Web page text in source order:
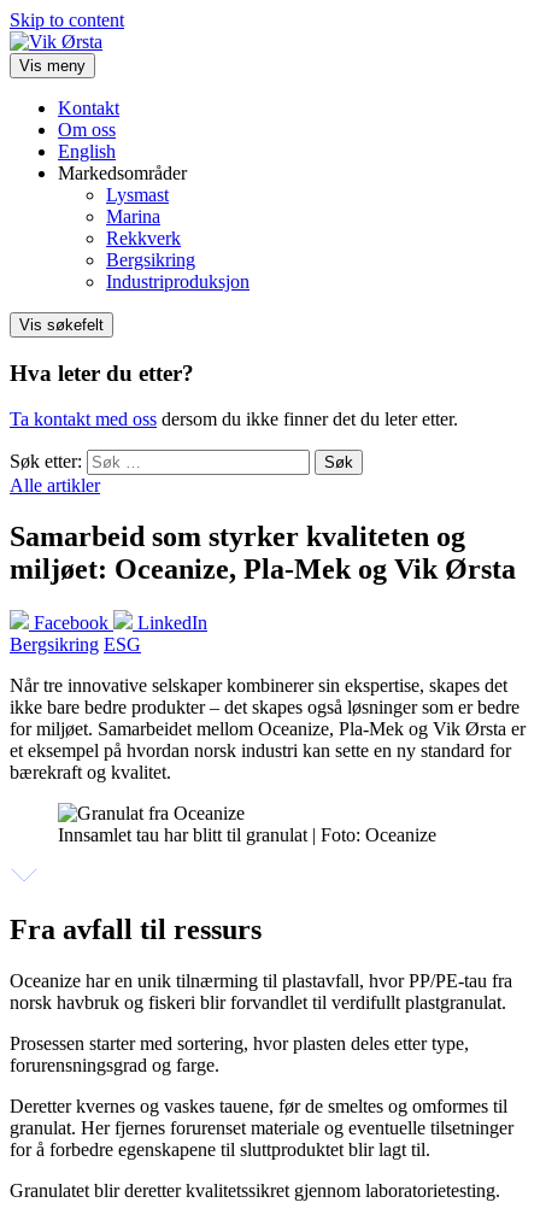
Skip to content
Vis meny
Kontakt
Om oss
English
Markedsområder
Lysmast
Marina
Rekkverk
Bergsikring
Industriproduksjon
Vis søkefelt
Hva leter du etter?
Ta kontakt med oss dersom du ikke finner det du leter etter.
Søk etter:
Alle artikler
Samarbeid som styrker kvaliteten og
miljøet: Oceanize, Pla-Mek og Vik Ørsta
Facebook
LinkedIn
Bergsikring ESG
Når tre innovative selskaper kombinerer sin ekspertise, skapes det
ikke bare bedre produkter – det skapes også løsninger som er bedre
for miljøet. Samarbeidet mellom Oceanize, Pla-Mek og Vik Ørsta er
et eksempel på hvordan norsk industri kan sette en ny standard for
bærekraft og kvalitet.
Innsamlet tau har blitt til granulat | Foto: Oceanize
Fra avfall til ressurs
Oceanize har en unik tilnærming til plastavfall, hvor PP/PE-tau fra
norsk havbruk og fiskeri blir forvandlet til verdifullt plastgranulat.
Prosessen starter med sortering, hvor plasten deles etter type,
forurensningsgrad og farge.
Deretter kvernes og vaskes tauene, før de smeltes og omformes til
granulat. Her fjernes forurenset materiale og eventuelle tilsetninger
for å forbedre egenskapene til sluttproduktet blir lagt til.
Granulatet blir deretter kvalitetssikret gjennom laboratorietesting.